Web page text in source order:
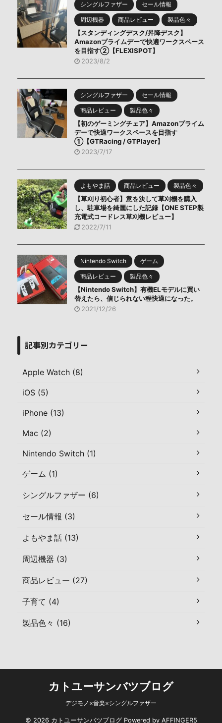
シングルファザー セール情報
周辺機器 商品レビュー 製品色々
【スタンディングデスク/昇降デスク】
Amazonプライムデーで快適ワークスペース
を目指す②【FLEXISPOT】
2023/8/2
シングルファザー セール情報
商品レビュー 製品色々
【初のゲーミングチェア】Amazonプライム
デーで快適ワークスペースを目指す
①【GTRacing / GTPlayer】
2023/7/17
よもやま話 商品レビュー 製品色々
【草刈り初心者】意を決して草刈機を購入
し、駐車場を綺麗にした記録【ONE STEP製
充電式コードレス草刈機レビュー】
2022/7/11
Nintendo Switch ゲーム
商品レビュー 製品色々
【Nintendo Switch】有機ELモデルに買い
替えたら、信じられない程快適になった。
2021/12/26
記事別カテゴリー
Apple Watch (8)
iOS (5)
iPhone (13)
Mac (2)
Nintendo Switch (1)
ゲーム (1)
シングルファザー (6)
セール情報 (3)
よもやま話 (13)
周辺機器 (3)
商品レビュー (27)
子育て (4)
製品色々 (16)
カトユーサンバツブログ
デジモノ×音楽×シングルファザー
© 2026 カトユーサンバツブログ Powered by AFFINGER5